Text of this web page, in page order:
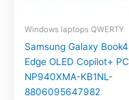
Windows laptops QWERTY
Samsung Galaxy Book4
Edge OLED Copilot+ PC
NP940XMA-KB1NL-
8806095647982